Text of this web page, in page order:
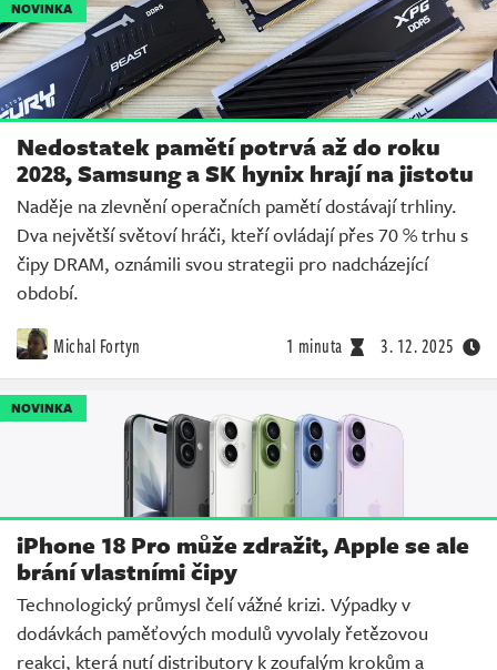
NOVINKA
Nedostatek pamětí potrvá až do roku
2028, Samsung a SK hynix hrají na jistotu
Naděje na zlevnění operačních pamětí dostávají trhliny.
Dva největší světoví hráči, kteří ovládají přes 70 % trhu s
čipy DRAM, oznámili svou strategii pro nadcházející
období.
Michal Fortyn 1 minuta 3. 12. 2025
NOVINKA
iPhone 18 Pro může zdražit, Apple se ale
brání vlastními čipy
Technologický průmysl čelí vážné krizi. Výpadky v
dodávkách paměťových modulů vyvolaly řetězovou
reakci, která nutí distributory k zoufalým krokům a